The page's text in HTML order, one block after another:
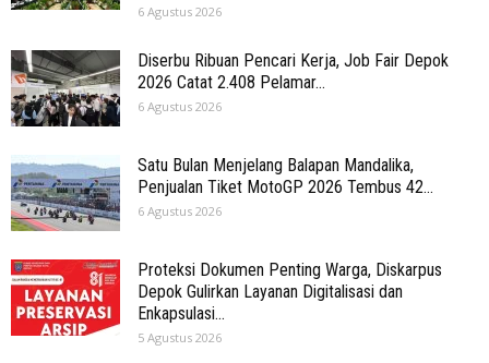
6 Agustus 2026
Diserbu Ribuan Pencari Kerja, Job Fair Depok
2026 Catat 2.408 Pelamar...
6 Agustus 2026
Satu Bulan Menjelang Balapan Mandalika,
Penjualan Tiket MotoGP 2026 Tembus 42...
6 Agustus 2026
Proteksi Dokumen Penting Warga, Diskarpus
Depok Gulirkan Layanan Digitalisasi dan
Enkapsulasi...
5 Agustus 2026